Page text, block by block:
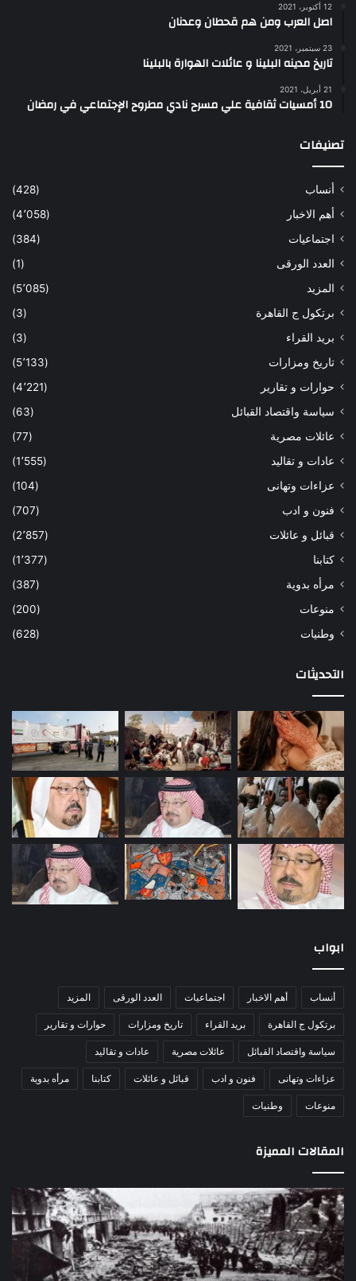
12 أكتوبر، 2021
اصل العرب ومن هم قحطان وعدنان
23 سبتمبر، 2021
تاريخ مدينه البلينا و عائلات الهوارة بالبلينا
21 أبريل، 2021
10 أمسيات ثقافية علي مسرح نادي مطروح الإجتماعي في رمضان
تصنيفات
أنساب
(428)
أهم الاخبار
(4٬058)
اجتماعيات
(384)
العدد الورقى
(1)
المزيد
(5٬085)
برتكول ج القاهرة
(3)
بريد القراء
(3)
تاريخ ومزارات
(5٬133)
حوارات و تقارير
(4٬221)
سياسة واقتصاد القبائل
(63)
عائلات مصرية
(77)
عادات و تقاليد
(1٬555)
عزاءات وتهانى
(104)
فنون و ادب
(707)
قبائل و عائلات
(2٬857)
كتابنا
(1٬377)
مرأه بدوية
(387)
منوعات
(200)
وطنيات
(628)
التحديثات
ابواب
أنساب أهم الاخبار اجتماعيات العدد الورقى المزيد
برتكول ج القاهرة بريد القراء تاريخ ومزارات حوارات و تقارير
سياسة واقتصاد القبائل عائلات مصرية عادات و تقاليد
عزاءات وتهانى فنون و ادب قبائل و عائلات كتابنا مرأه بدوية
منوعات وطنيات
المقالات المميزة
مذبحة
اللد..
القصة
الكاملة
لإحدى
أكبر